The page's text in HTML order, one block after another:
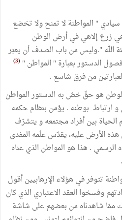
" المواطنة لا تمنح ولا تخضع
هي زرع إلاهي في أرض الوطن
الله ".وليس من باب الصدف أن يعبّر
الدستور بعبارة " المواطن " (3)
من فرق شاسع .
هو حقّ خصّ به الدستور المواطن
و ارتباط بوطنه . يؤمن بنظام حكمه
الحياة بين أفراد مجتمعه و يتشرّف
هذه الأرض عليه، يقدّس علَمه المفدى
. هذا هو المواطن الذي عناه
تتوفر في هؤلاء الإرهابيين أقول
وفسخوا العقد الاعتباري الذي كان
ممّا شاهدناه من بعضهم على شاشة